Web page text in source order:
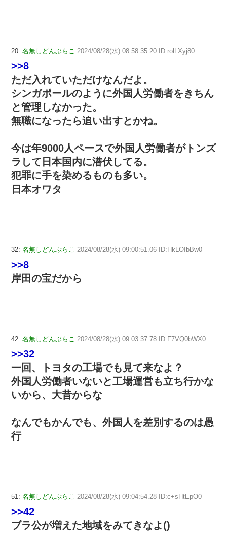
20: 名無しどんぶらこ 2024/08/28(水) 08:58:35.20 ID:rolLXyj80
>>8
ただ入れていただけなんだよ。
シンガポールのように外国人労働者をきちん
と管理しなかった。
無職になったら追い出すとかね。
今は年9000人ペースで外国人労働者がトンズ
ラして日本国内に潜伏してる。
犯罪に手を染めるものも多い。
日本オワタ
32: 名無しどんぶらこ 2024/08/28(水) 09:00:51.06 ID:HkLOIbBw0
>>8
岸田の宝だから
42: 名無しどんぶらこ 2024/08/28(水) 09:03:37.78 ID:F7VQ0bWX0
>>32
一回、トヨタの工場でも見て来なよ？
外国人労働者いないと工場運営も立ち行かな
いから、大昔からな
なんでもかんでも、外国人を差別するのは愚
行
51: 名無しどんぶらこ 2024/08/28(水) 09:04:54.28 ID:c+sHtEpO0
>>42
ブラ公が増えた地域をみてきなよ()